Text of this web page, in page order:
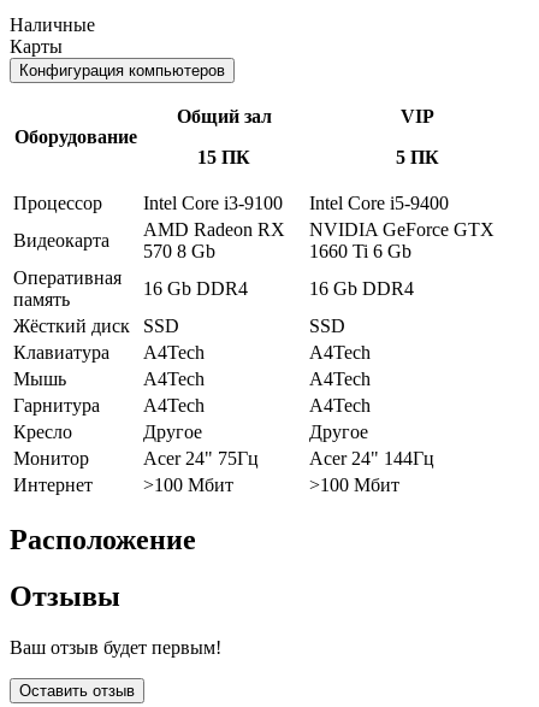
Наличные
Карты
Конфигурация компьютеров
Оборудование
Общий зал
15 ПК
VIP
5 ПК
Процессор Intel Core i3-9100
Intel Core i5-9400
Видеокарта
AMD Radeon RX
570 8 Gb
NVIDIA GeForce GTX
1660 Ti 6 Gb
Оперативная
память
16 Gb DDR4
16 Gb DDR4
Жёсткий диск
SSD
SSD
Клавиатура
A4Tech
A4Tech
Мышь
A4Tech
A4Tech
Гарнитура
A4Tech
A4Tech
Кресло
Другое
Другое
Монитор
Acer 24" 75Гц
Acer 24" 144Гц
Интернет
>100 Мбит >100 Мбит
Расположение
Отзывы
Ваш отзыв будет первым!
Оставить отзыв